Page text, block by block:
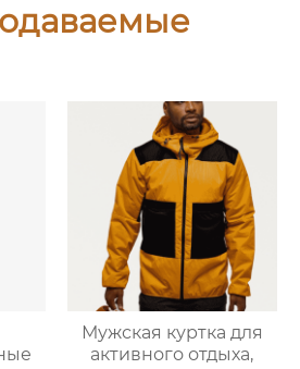
Мужская куртка для
активного отдыха,